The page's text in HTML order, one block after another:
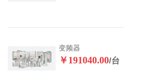
变频器
￥191040.00/台